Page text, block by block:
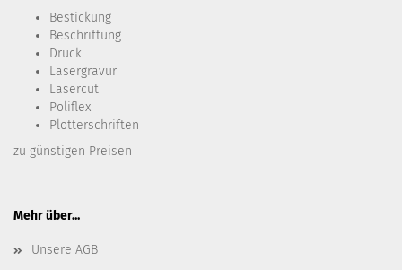
Bestickung​
Beschriftung
Druck
Lasergravur
Lasercut
Poliflex
Plotterschriften
zu günstigen Preisen
Mehr über...
Unsere AGB